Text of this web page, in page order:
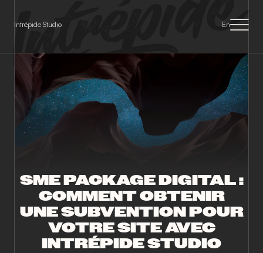
Intrépide Studio En
SME PACKAGE DIGITAL :
COMMENT OBTENIR
UNE SUBVENTION POUR
VOTRE SITE AVEC
INTRÉPIDE STUDIO